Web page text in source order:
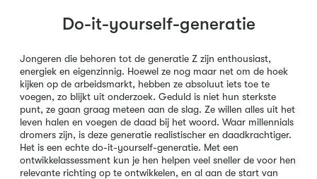
Do-it-yourself-generatie
Jongeren die behoren tot de generatie Z zijn enthousiast,
energiek en eigenzinnig. Hoewel ze nog maar net om de hoek
kijken op de arbeidsmarkt, hebben ze absoluut iets toe te
voegen, zo blijkt uit onderzoek. Geduld is niet hun sterkste
punt, ze gaan graag meteen aan de slag. Ze willen alles uit het
leven halen en voegen de daad bij het woord. Waar millennials
dromers zijn, is deze generatie realistischer en daadkrachtiger.
Het is een echte do-it-yourself-generatie. Met een
ontwikkelassessment kun je hen helpen veel sneller de voor hen
relevante richting op te ontwikkelen, en al aan de start van